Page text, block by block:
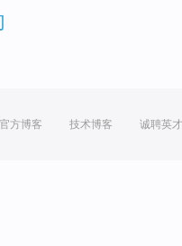
官方博客 技术博客 诚聘英才